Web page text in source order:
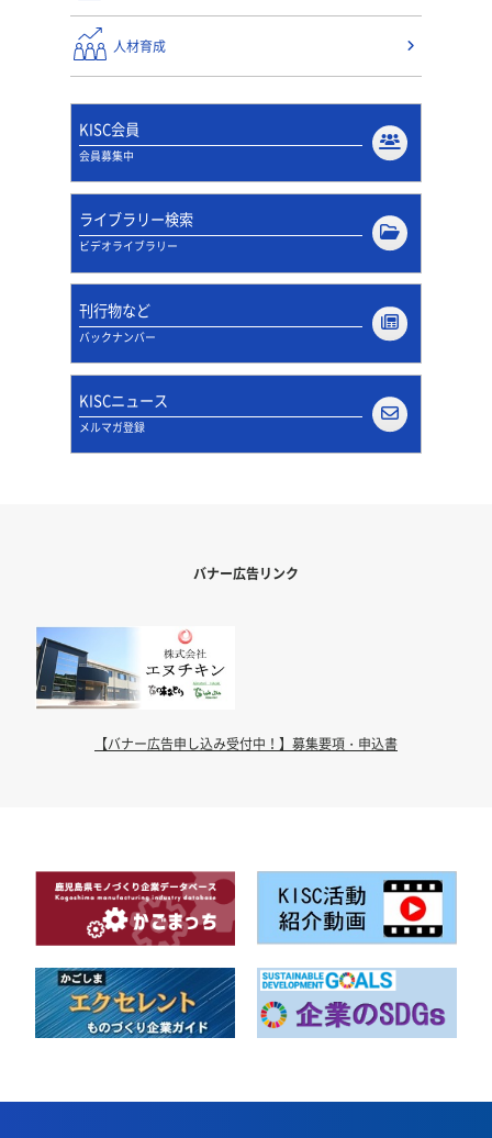
人材育成
KISC会員
会員募集中
ライブラリー検索
ビデオライブラリー
刊行物など
バックナンバー
KISCニュース
メルマガ登録
バナー広告リンク
【バナー広告申し込み受付中！】募集要項・申込書